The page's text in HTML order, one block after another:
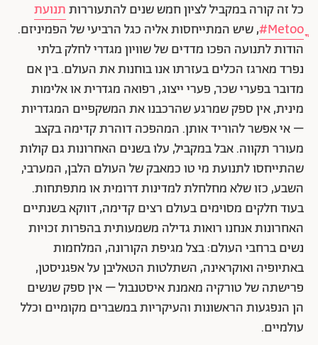
כל זה קורה במקביל לציון חמש שנים להתעוררותתנועת
Metooֳֳ# , שיש המתייחסות אליה כגל הרביעי של הפמיניזם.
הודות לתנועה הפכו מדדים של שוויון מגדרי לחלק בלתי
נפרד מארגז הכלים בעזרתו אנו בוחנות את העולם. בין אם
מדובר בפערי שכר, פערי ייצוג, רפואה מגדרית או אלימות
מינית, אין ספק שמרגע שהרכבנו את המשקפיים המגדריות
– אי אפשר להוריד אותן. המהפכה דוהרת קדימה בקצב
מעורר תקווה. אבל במקביל, עלו בשנים האחרונות גם קולות
שהתייחסו לתנועת מי טו כמאבק של העולם הלבן, המערבי,
השבע, כזו שלא מחלחלת למדינות דרומית או מתפתחות.
בעוד חלקים מסוימים בעולם רצים קדימה, דווקא בשנתיים
האחרונות אנחנו רואות גדילה משמעותית בהפרות זכויות
נשים ברחבי העולם: בצל מגיפת הקורונה, המלחמות
באתיופיה ואוקראינה, השתלטות הטאליבן על אפגניסטן,
פרישתה של טורקיה מאמנת איסטנבול – אין ספק שנשים
הן הנפגעות הראשונות והעיקריות במשברים מקומיים וכלל
עולמיים.